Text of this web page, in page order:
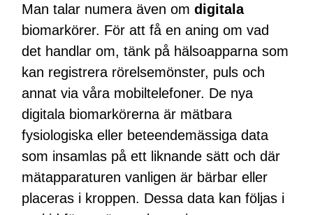
Man talar numera även omdigitala
biomarkörer. För att få en aning om vad
det handlar om, tänk på hälsoapparna som
kan registrera rörelsemönster, puls och
annat via våra mobiltelefoner. De nya
digitala biomarkörerna är mätbara
fysiologiska eller beteendemässiga data
som insamlas på ett liknande sätt och där
mätapparaturen vanligen är bärbar eller
placeras i kroppen. Dessa data kan följas i